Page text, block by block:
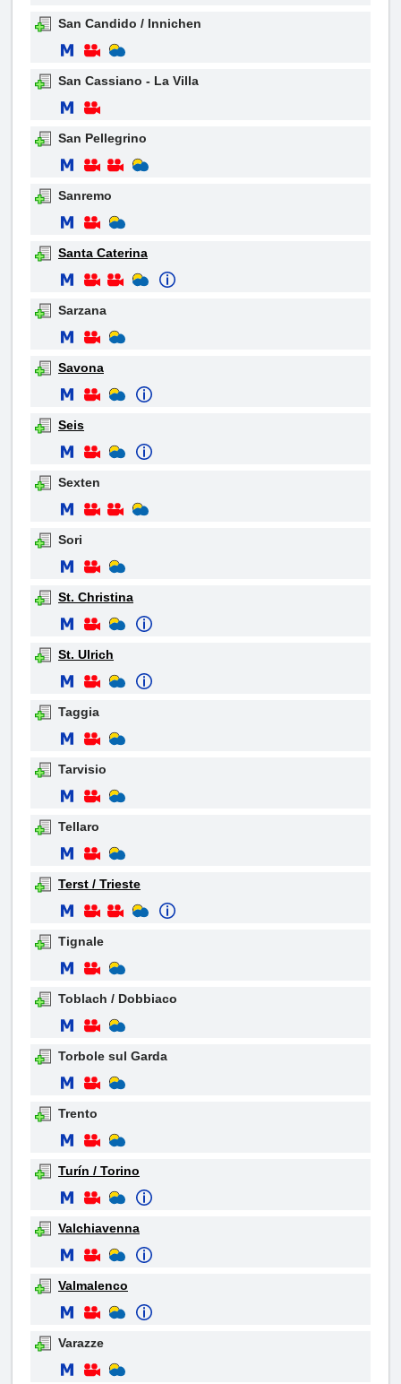
San Candido / Innichen
San Cassiano - La Villa
San Pellegrino
Sanremo
Santa Caterina
Sarzana
Savona
Seis
Sexten
Sori
St. Christina
St. Ulrich
Taggia
Tarvisio
Tellaro
Terst / Trieste
Tignale
Toblach / Dobbiaco
Torbole sul Garda
Trento
Turín / Torino
Valchiavenna
Valmalenco
Varazze